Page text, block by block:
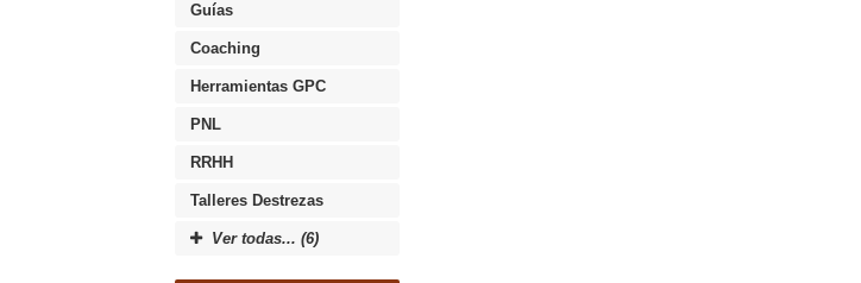
Guías
Coaching
Herramientas GPC
PNL
RRHH
Talleres Destrezas
Ver todas... (6)